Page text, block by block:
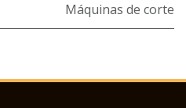
Máquinas de corte